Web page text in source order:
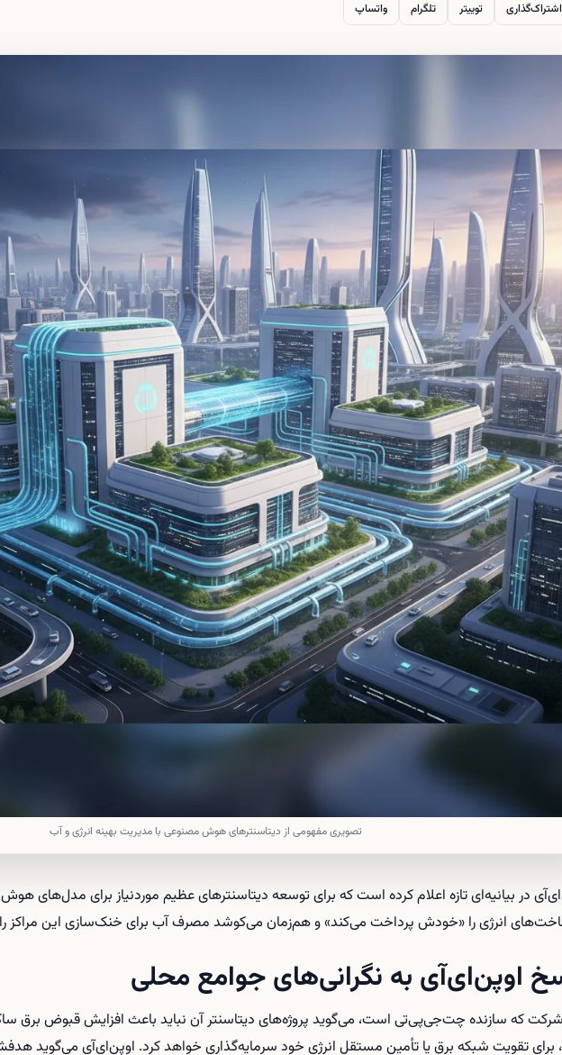
توییتر تلگرام واتساپ
تصویری مفهومی از دیتاسنترهای هوش مصنوعی با مدیریت بهینه انرژی و آب
در بیانیه‌ای تازه اعلام کرده است که برای توسعه دیتاسنترهای عظیم موردنیاز برای مدل‌های
انرژی را «خودش پرداخت می‌کند» و هم‌زمان می‌کوشد مصرف آب برای خنک‌سازی این مراکز
اوپن‌ای‌آی به نگرانی‌های جوامع محلی
که سازنده چت‌جی‌پی‌تی است، می‌گوید پروژه‌های دیتاسنتر آن نباید باعث افزایش قبوض برق
برای تقویت شبکه برق یا تأمین مستقل انرژی خود سرمایه‌گذاری خواهد کرد. اوپن‌ای‌آی می‌گوید